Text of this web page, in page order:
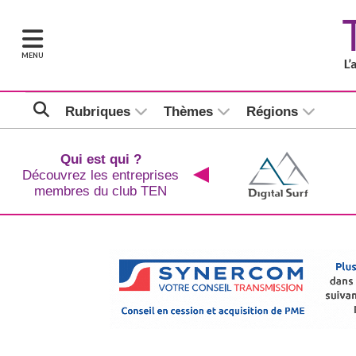
MENU
Rubriques Thèmes Régions
Qui est qui ?
Découvrez les entreprises
membres du club TEN